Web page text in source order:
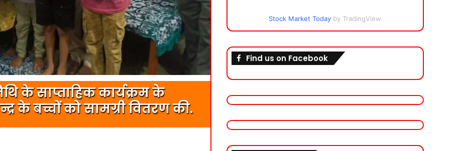
के साप्ताहिक कार्यक्रम के
के बच्चों को सामग्री वितरण की.
Stock Market Today by TradingView
Find us on Facebook